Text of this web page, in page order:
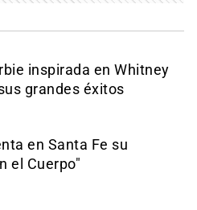
inspirada en Whitney
grandes éxitos
en Santa Fe su
el Cuerpo"